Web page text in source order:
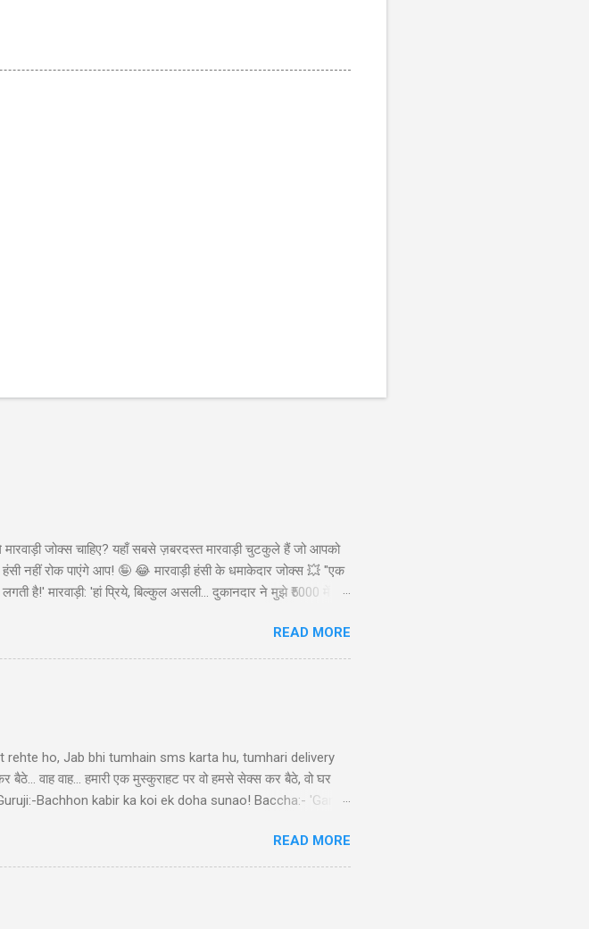
जोक्स चाहिए? यहाँ सबसे ज़बरदस्त मारवाड़ी चुटकुले हैं जो आपको
नहीं रोक पाएंगे आप! 🤪 😂 मारवाड़ी हंसी के धमाकेदार जोक्स 💥 "एक
है!' मारवाड़ी: 'हां प्रिये, बिल्कुल असली... दुकानदार ने मुझे ₹5000 में
कमाए... ₹45,000 तो मैंने अपने पास रख लिए! 😜" Copy "मारवाड़ी पति ने
READ MORE
rehte ho, Jab bhi tumhain sms karta hu, tumhari delivery
वाह वाह... हमारी एक मुस्कुराहट पर वो हमसे सेक्स कर बैठे, वो घर
Bachhon kabir ka koi ek doha sunao! Baccha:- 'Ganga
mera,dudh mera thodasa nimbu kya nichod diya,
भी गरीब नहीं कि... तुम आरजू तो करो मोहब्बत की, हम इतने भी गरीब
nahi karte, Gum k pyalo ko piya nahi ka...
READ MORE